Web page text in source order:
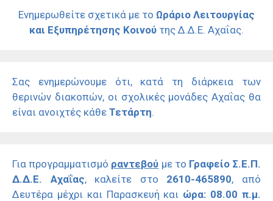
Ενημερωθείτε σχετικά με το Ωράριο Λειτουργίας
και Εξυπηρέτησης Κοινού της Δ.Δ.Ε. Αχαΐας.
Σας ενημερώνουμε ότι, κατά τη διάρκεια των
θερινών διακοπών, οι σχολικές μονάδες Αχαΐας θα
είναι ανοιχτές κάθε Τετάρτη.
Για προγραμματισμό ραντεβού με το Γραφείο Σ.Ε.Π.
Δ.Δ.Ε. Αχαΐας, καλείτε στο 2610-465890, από
Δευτέρα μέχρι και Παρασκευή και ώρα: 08.00 π.μ.